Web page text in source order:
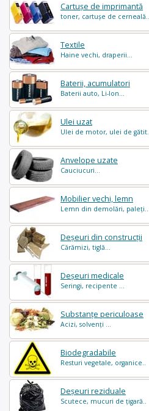
Cartușe de imprimantă
toner, cartușe de cerneală...
Textile
Haine vechi, draperii...
Baterii, acumulatori
Baterii auto, Li-Ion...
Ulei uzat
Ulei de motor, ulei de gătit...
Anvelope uzate
Cauciucuri...
Mobilier vechi, lemn
Lemn din demolări, paleți...
Deșeuri din construcții
Cărămizi, tiglă...
Deșeuri medicale
Seringi, recipente ...
Substanțe periculoase
Acizi, solvenți ...
Biodegradabile
Resturi vegetale, organice..
Deșeuri reziduale
Scutece, mucuri de țigară..